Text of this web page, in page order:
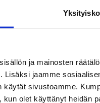
ja mainosten
Lisäksi jaamme
käytät sivustoamme.
kun olet käyttänyt heidän
edellytys.